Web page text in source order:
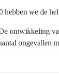
hebben we de
ontwikkeling
ongevallen